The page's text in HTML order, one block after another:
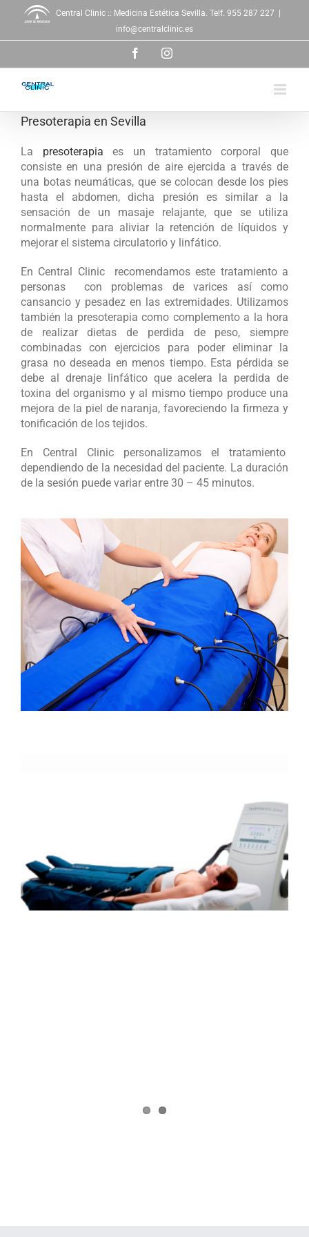
Saltar
contenido
Central Clinic :: Medicina Estética Sevilla. Telf. 955 287 227
info@centralclinic.es
FacebookInstagram
Presoterapia en Sevilla
La presoterapia es un tratamiento corporal que
consiste en una presión de aire ejercida a través de
una botas neumáticas, que se colocan desde los pies
hasta el abdomen, dicha presión es similar a la
sensación de un masaje relajante, que se utiliza
normalmente para aliviar la retención de líquidos y
mejorar el sistema circulatorio y linfático.
En Central Clinic
recomendamos este tratamiento a
personas
con problemas de varices así como
cansancio y pesadez en las extremidades. Utilizamos
también la presoterapia como complemento a la hora
de realizar dietas de perdida de peso,
siempre
combinadas con ejercicios
para poder eliminar la
grasa no deseada en menos tiempo. Esta pérdida se
debe al drenaje linfático que acelera la perdida de
toxina del organismo y al mismo tiempo produce una
mejora de la piel de naranja, favoreciendo la firmeza y
tonificación de los tejidos.
En Central Clinic personalizamos el tratamiento
dependiendo de la necesidad del paciente. La duración
de la sesión puede variar entre 30 – 45 minutos.